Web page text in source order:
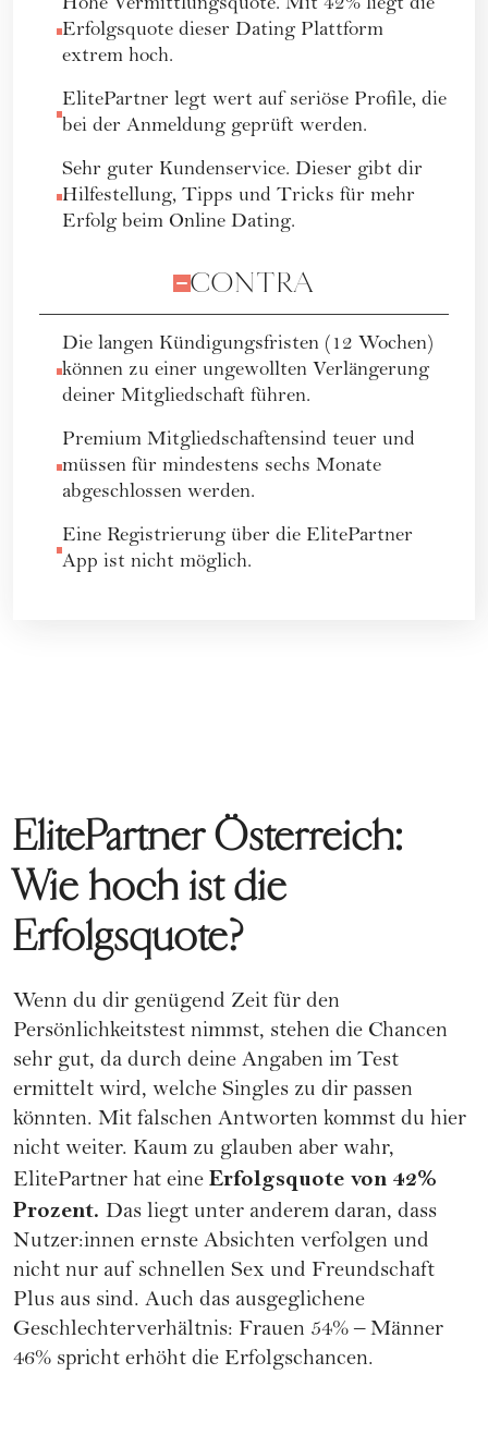
Hohe Vermittlungsquote. Mit 42% liegt die
Erfolgsquote dieser Dating Plattform
extrem hoch.
ElitePartner legt wert auf seriöse Profile, die
bei der Anmeldung geprüft werden.
Sehr guter Kundenservice. Dieser gibt dir
Hilfestellung, Tipps und Tricks für mehr
Erfolg beim Online Dating.
CONTRA
Die langen Kündigungsfristen (12 Wochen)
können zu einer ungewollten Verlängerung
deiner Mitgliedschaft führen.
Premium Mitgliedschaftensind teuer und
müssen für mindestens sechs Monate
abgeschlossen werden.
Eine Registrierung über die ElitePartner
App ist nicht möglich.
ElitePartner Österreich:
Wie hoch ist die
Erfolgsquote?
Wenn du dir genügend Zeit für den
Persönlichkeitstest nimmst, stehen die Chancen
sehr gut, da durch deine Angaben im Test
ermittelt wird, welche Singles zu dir passen
könnten. Mit falschen Antworten kommst du hier
nicht weiter. Kaum zu glauben aber wahr,
ElitePartner hat eine Erfolgsquote von 42%
Prozent. Das liegt unter anderem daran, dass
Nutzer:innen ernste Absichten verfolgen und
nicht nur auf schnellen Sex und Freundschaft
Plus aus sind. Auch das ausgeglichene
Geschlechterverhältnis: Frauen 54% – Männer
46% spricht erhöht die Erfolgschancen.